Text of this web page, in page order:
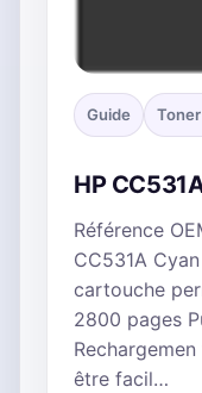
Guide
HP
Référence
CC531A
cartouche
2800 pages
être facil…